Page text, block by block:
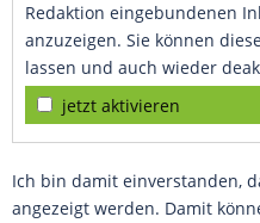
Redaktion eingebundenen
anzuzeigen. Sie können
lassen und auch wieder
jetzt aktivieren
Ich bin damit einverstanden,
angezeigt werden. Damit